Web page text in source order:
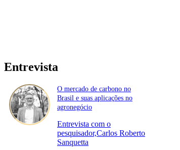
Entrevista
O mercado de carbono no
Brasil e suas aplicações no
agronegócio
Entrevista com o
pesquisador,Carlos Roberto
Sanquetta